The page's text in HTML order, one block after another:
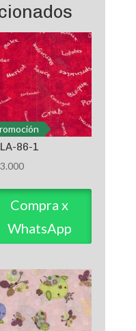
86-1
Compra x
WhatsApp